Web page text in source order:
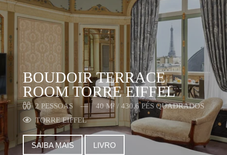
BOUDOIR TERRACE
ROOM TORRE EIFFEL
2 PESSOAS
40 M² / 430,6 PÉS QUADRADOS
TORRE EIFFEL
SAIBA MAIS LIVRO